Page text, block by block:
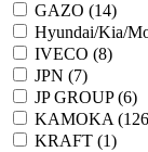
GAZO (14)
Hyundai/Kia/
IVECO (8)
JPN (7)
JP GROUP(6)
KAMOKA
KRAFT (1)